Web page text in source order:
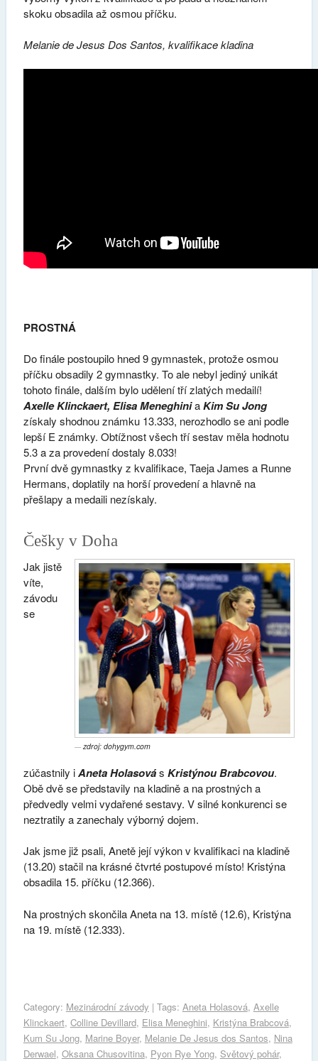
skoku obsadila až osmou příčku.
Melanie de Jesus Dos Santos, kvalifikace kladina
PROSTNÁ
Do finále postoupilo hned 9 gymnastek, protože osmou
příčku obsadily 2 gymnastky. To ale nebyl jediný unikát
tohoto finále, dalším bylo udělení tří zlatých medailí!
Axelle Klinckaert, Elisa MeneghiniaKim Su Jong
získaly shodnou známku 13.333, nerozhodlo se ani podle
lepší E známky. Obtížnost všech tří sestav měla hodnotu
5.3 a za provedení dostaly 8.033!
První dvě gymnastky z kvalifikace, Taeja James a Runne
Hermans, doplatily na horší provedení a hlavně na
přešlapy a medaili nezískaly.
Češky v Doha
zdroj: dohygym.com
Jak jistě
víte,
závodu
se
zúčastnily iAneta Holasovás Kristýnou Brabcovou.
Obě dvě se představily na kladině a na prostných a
předvedly velmi vydařené sestavy. V silné konkurenci se
neztratily a zanechaly výborný dojem.
Jak jsme již psali, Anetě její výkon v kvalifikaci na kladině
(13.20) stačil na krásné čtvrté postupové místo! Kristýna
obsadila 15. příčku (12.366).
Na prostných skončila Aneta na 13. místě (12.6), Kristýna
na 19. místě (12.333).
Category: Mezinárodní závody | Tags: Aneta Holasová, Axelle
Klinckaert, Colline Devillard, Elisa Meneghini, Kristýna Brabcová,
Kum Su Jong, Marine Boyer, Melanie De Jesus dos Santos, Nina
Derwael, Oksana Chusovitina, Pyon Rye Yong, Světový pohár,